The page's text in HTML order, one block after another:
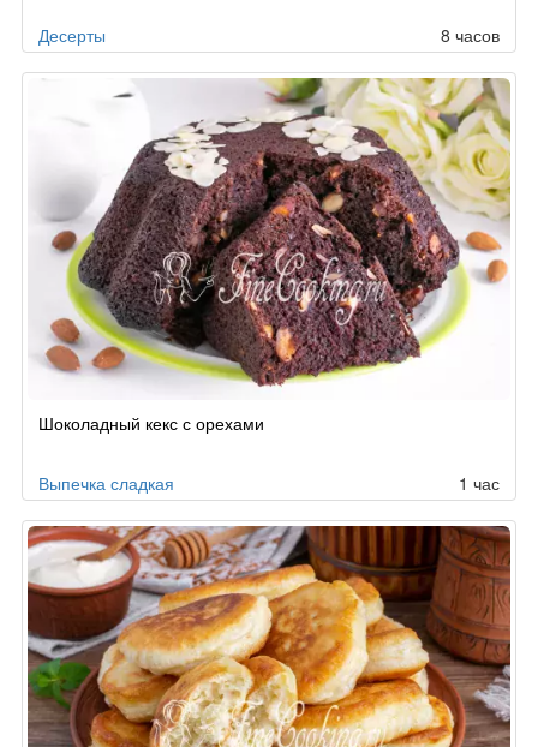
Десерты 8 часов
Шоколадный кекс с орехами
Выпечка сладкая 1 час